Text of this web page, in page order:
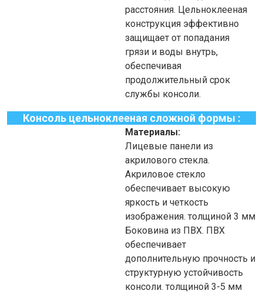
расстояния. Цельноклееная
конструкция эффективно
защищает от попадания
грязи и воды внутрь,
обеспечивая
продолжительный срок
службы консоли.
Консоль цельноклееная сложной формы :
Материалы:
Лицевые панели из
акрилового стекла.
Акриловое стекло
обеспечивает высокую
яркость и четкость
изображения. толщиной 3 мм
Боковина из ПВХ. ПВХ
обеспечивает
дополнительную прочность и
структурную устойчивость
консоли. толщиной 3-5 мм